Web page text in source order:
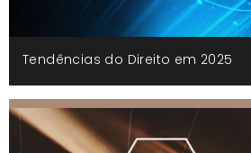
Tendências do Direito em 2025